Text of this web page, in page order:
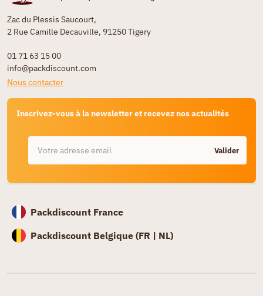
Zac du Plessis Saucourt,
2 Rue Camille Decauville, 91250 Tigery
01 71 63 15 00
info@packdiscount.com
Nous contacter
Inscrivez-vous à la newsletter et recevez nos actualités
Valider
Packdiscount France
Packdiscount Belgique (FR | NL)